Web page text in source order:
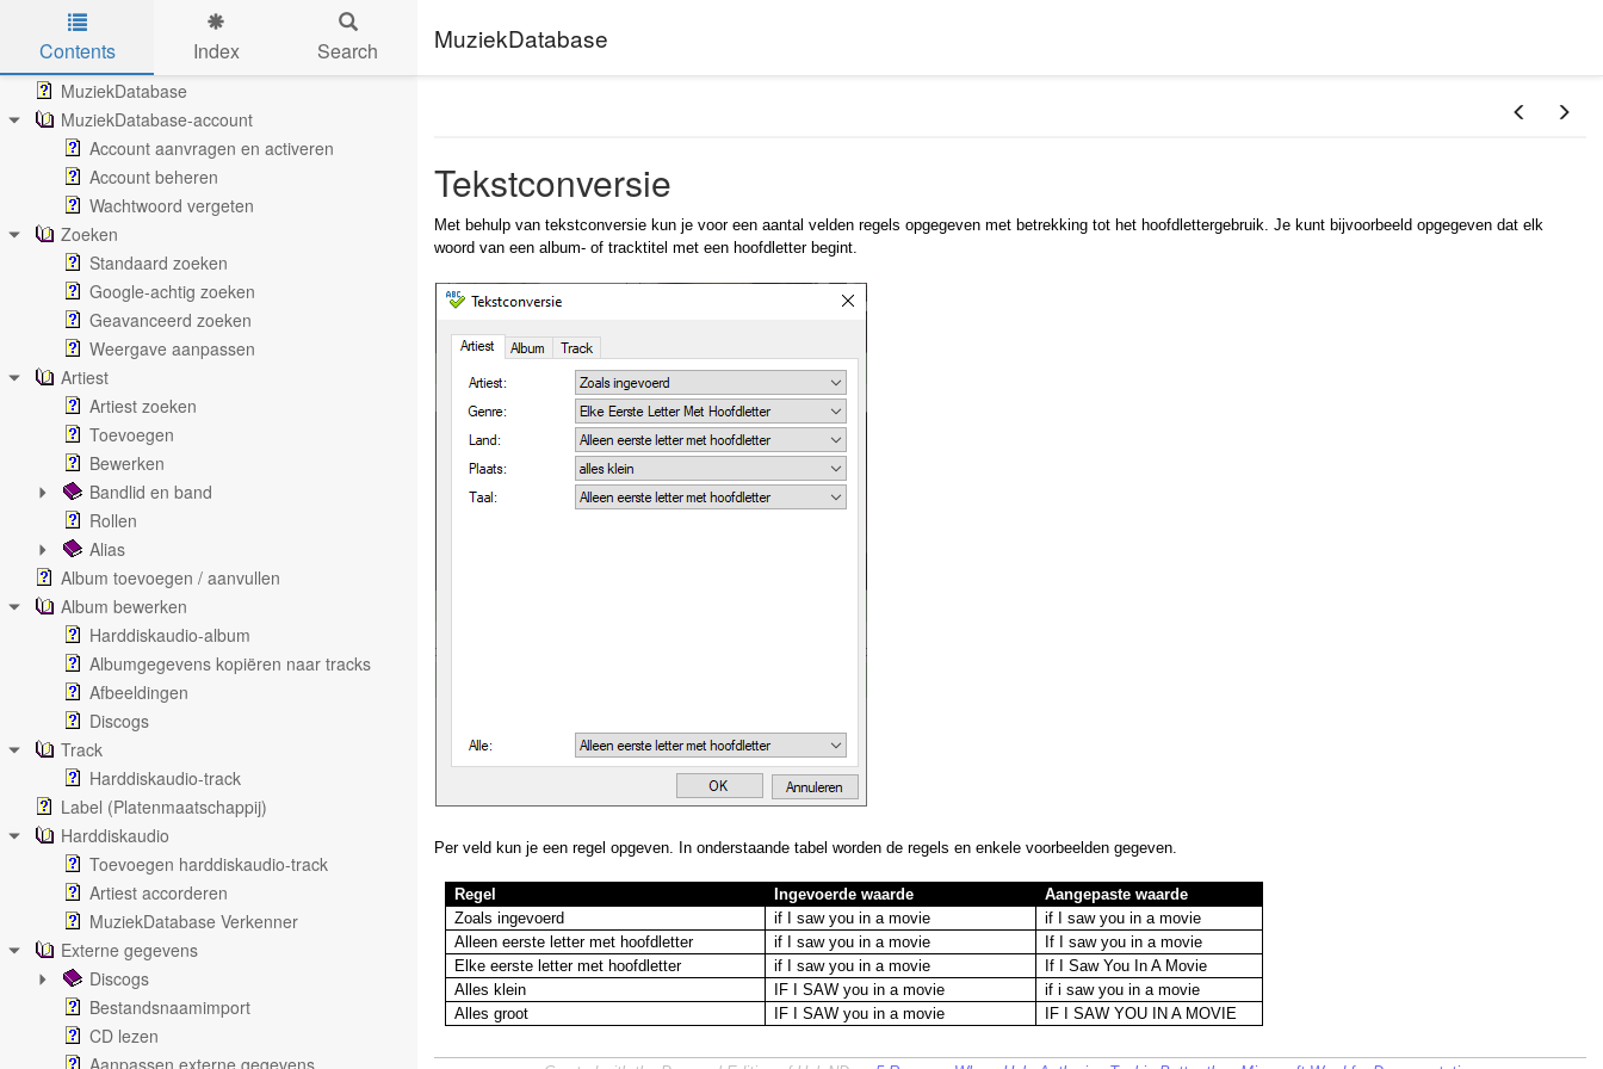
Skip to main content
MuziekDatabase
Contents Index Search
MuziekDatabase
MuziekDatabase-account
Account aanvragen en activeren
Account beheren
Wachtwoord vergeten
Zoeken
Standaard zoeken
Google-achtig zoeken
Geavanceerd zoeken
Weergave aanpassen
Artiest
Artiest zoeken
Toevoegen
Bewerken
Bandlid en band
Rollen
Alias
Album toevoegen / aanvullen
Album bewerken
Harddiskaudio-album
Albumgegevens kopiëren naar tracks
Afbeeldingen
Discogs
Track
Harddiskaudio-track
Label (Platenmaatschappij)
Harddiskaudio
Toevoegen harddiskaudio-track
Artiest accorderen
MuziekDatabase Verkenner
Externe gegevens
Discogs
Bestandsnaamimport
CD lezen
Aanpassen externe gegevens
Tekstconversie
Met behulp van tekstconversie kun je voor een aantal velden regels opgegeven met betrekking tot het hoofdlettergebruik. Je kunt bijvoorbeeld opgegeven dat elk
woord van een album- of tracktitel met een hoofdletter begint.
Per veld kun je een regel opgeven. In onderstaande tabel worden de regels en enkele voorbeelden gegeven.
Regel Ingevoerde waarde
Aangepaste waarde
Zoals ingevoerd
if I saw you in a movie
if I saw you in a movie
Alleen eerste letter met hoofdletter
if I saw you in a movie
If I saw you in a movie
Elke eerste letter met hoofdletter
if I saw you in a movie
If I Saw You In A Movie
Alles klein
IF I SAW you in a movie
if i saw you in a movie
Alles groot
IF I SAW you in a movie IF I SAW YOU IN A MOVIE